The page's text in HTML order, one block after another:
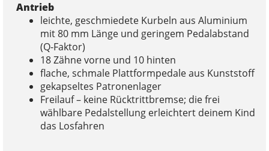
Antrieb
leichte, geschmiedete Kurbeln aus Aluminium
mit 80 mm Länge und geringem Pedalabstand
(Q-Faktor)
18 Zähne vorne und 10 hinten
flache, schmale Plattformpedale aus Kunststoff
gekapseltes Patronenlager
Freilauf – keine Rücktrittbremse; die frei
wählbare Pedalstellung erleichtert deinem Kind
das Losfahren